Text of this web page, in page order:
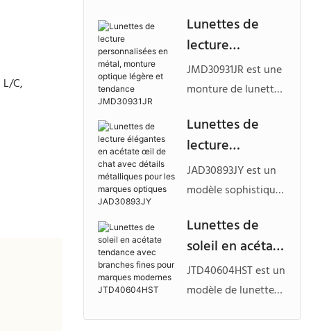
C,
lecture homme
JMD30935BD
élégante en métal
semi-cerclée, dotée
d'un design avant
texturé, d'une
et d'options de
couleurs
personnalisables
pour les collections
gamme de marques
privées.
Lunettes de
lecture
personnalisées
en métal,
optique légère
et tendance
JMD30931JR
JMD30931JR est une
monture de lunettes
à la mode, conçue
pour les femmes
modernes, avec une
forme ronde légère,
couleur élégantes et
des détails
personnalisables
pour les collections
privée.
Lunettes de
lecture
élégantes en
acétate œil de
détails
métalliques
pour les
marques
JAD30893JY est un
modèle sophistiqué
lecture en acétate,
doté d'un style œil-
de-chat féminin,
d'accents
Lunettes de
soleil en acétate
tendance avec
branches fines
JTD40604HST est un
modèle de lunettes